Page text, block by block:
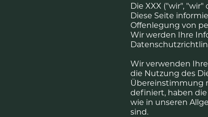
Die XXX ("wir",
Diese Seite
Offenlegung von
Wir werden Ihre
Wir verwenden
die Nutzung des
Übereinstimmung
definiert, haben
wie in unseren
sind.